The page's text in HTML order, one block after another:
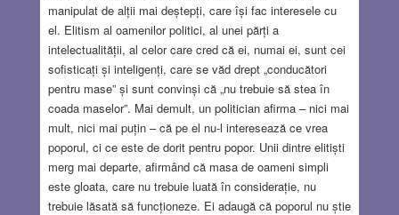
manipulat de alții mai deștepți, care își fac interesele cu
el. Elitism al oamenilor politici, al unei părți a
intelectualității, al celor care cred că ei, numai ei, sunt cei
sofisticați și inteligenți, care se văd drept „conducători
pentru mase” și sunt convinși că „nu trebuie să stea în
coada maselor”. Mai demult, un politician afirma – nici mai
mult, nici mai puțin – că pe el nu-l interesează ce vrea
poporul, ci ce este de dorit pentru popor. Unii dintre elitiști
merg mai departe, afirmând că masa de oameni simpli
este gloata, care nu trebuie luată în considerație, nu
trebuie lăsată să funcționeze. Ei adaugă că poporul nu știe